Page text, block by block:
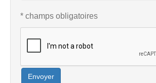
* champs obligatoires
Envoyer